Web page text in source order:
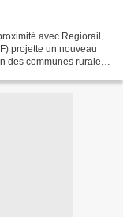
avec Regiorail,
projette un nouveau
des communes rurales.